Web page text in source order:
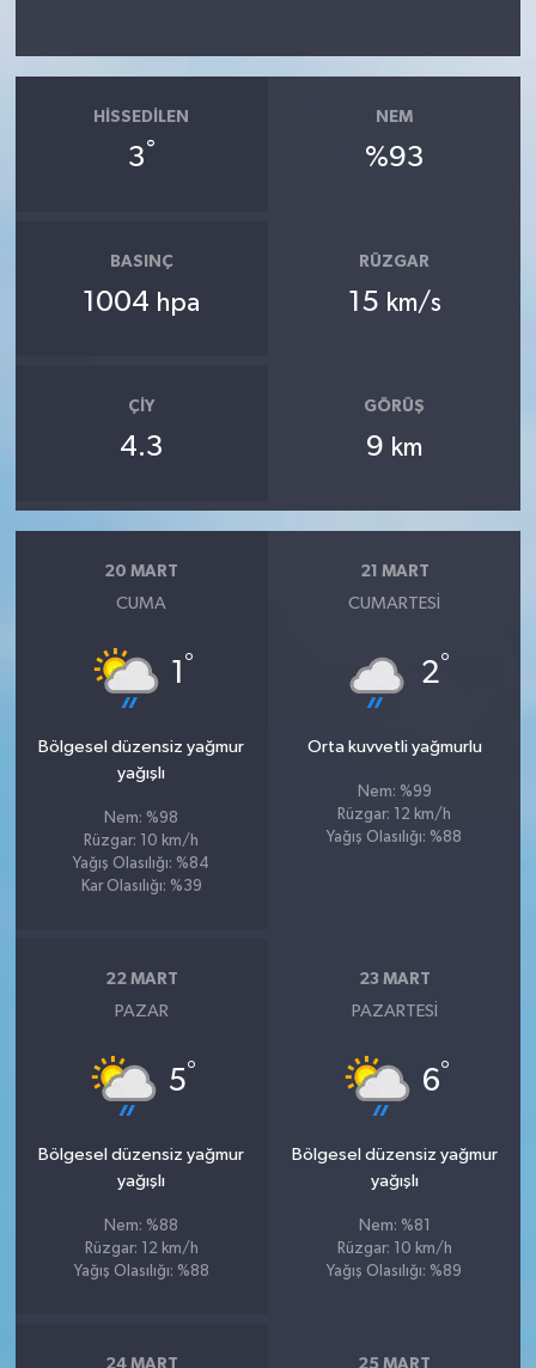
HISSEDILEN
3°
NEM
%93
BASINÇ
1004 hpa
RÜZGAR
15 km/s
ÇIY
4.3
GÖRÜŞ
9 km
20 MART
CUMA
1 °
Bölgesel düzensiz yağmur
yağışlı
Nem: %98
Rüzgar: 10 km/h
Yağış Olasılığı: %84
Kar Olasılığı: %39
21 MART
CUMARTESI
2°
Orta kuvvetli yağmurlu
Nem: %99
Rüzgar: 12 km/h
Yağış Olasılığı: %88
22 MART
PAZAR
5°
Bölgesel düzensiz yağmur
yağışlı
Nem: %88
Rüzgar: 12 km/h
Yağış Olasılığı: %88
23 MART
PAZARTESI
6°
Bölgesel düzensiz yağmur
yağışlı
Nem: %81
Rüzgar: 10 km/h
Yağış Olasılığı: %89
24 MART 25 MART